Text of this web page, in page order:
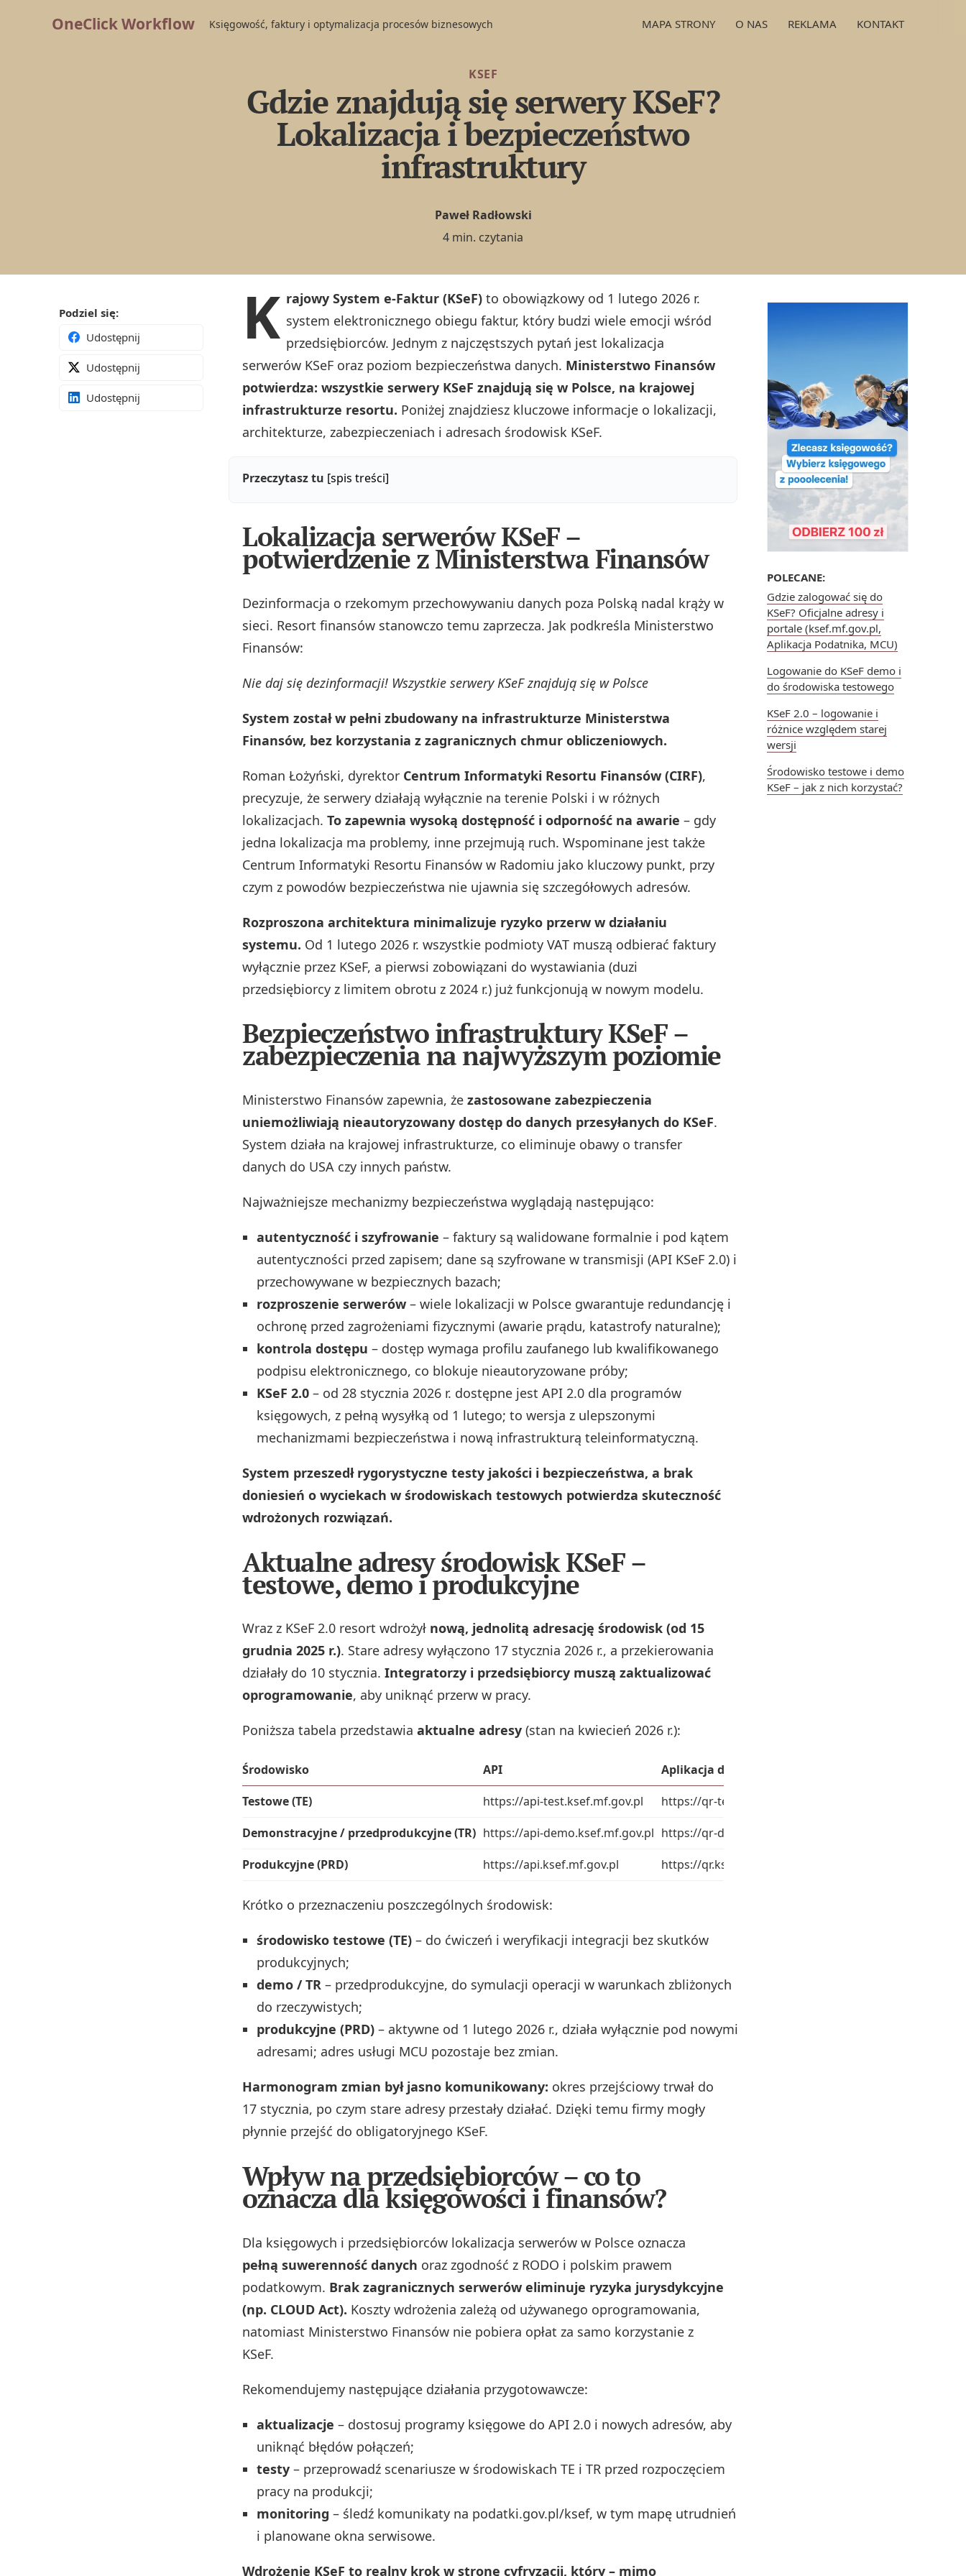
OneClick Workflow Księgowość, faktury i optymalizacja procesów biznesowych MAPA STRONY O NAS REKLAMA KONTAKT
KSEF
Gdzie znajdują się serwery KSeF?
Lokalizacja i bezpieczeństwo
infrastruktury
Paweł Radłowski
4 min. czytania
POLECANE:
Gdzie zalogować się do
KSeF? Oficjalne adresy i
portale (ksef.mf.gov.pl,
Aplikacja Podatnika, MCU)
Logowanie do KSeF demo i
do środowiska testowego
KSeF 2.0 – logowanie i
różnice względem starej
wersji
Środowisko testowe i demo
KSeF – jak z nich korzystać?
Podziel się:
Udostępnij
Udostępnij
Udostępnij
K rajowy System e‑Faktur (KSeF) to obowiązkowy od 1 lutego 2026 r.
system elektronicznego obiegu faktur, który budzi wiele emocji wśród
przedsiębiorców. Jednym z najczęstszych pytań jest lokalizacja
serwerów KSeF oraz poziom bezpieczeństwa danych. Ministerstwo Finansów
potwierdza: wszystkie serwery KSeF znajdują się w Polsce, na krajowej
infrastrukturze resortu. Poniżej znajdziesz kluczowe informacje o lokalizacji,
architekturze, zabezpieczeniach i adresach środowisk KSeF.
Przeczytasz tu [spis treści]
Lokalizacja serwerów KSeF –
potwierdzenie z Ministerstwa Finansów
Dezinformacja o rzekomym przechowywaniu danych poza Polską nadal krąży w
sieci. Resort finansów stanowczo temu zaprzecza. Jak podkreśla Ministerstwo
Finansów:
Nie daj się dezinformacji! Wszystkie serwery KSeF znajdują się w Polsce
System został w pełni zbudowany na infrastrukturze Ministerstwa
Finansów, bez korzystania z zagranicznych chmur obliczeniowych.
Roman Łożyński, dyrektor Centrum Informatyki Resortu Finansów (CIRF),
precyzuje, że serwery działają wyłącznie na terenie Polski i w różnych
lokalizacjach. To zapewnia wysoką dostępność i odporność na awarie – gdy
jedna lokalizacja ma problemy, inne przejmują ruch. Wspominane jest także
Centrum Informatyki Resortu Finansów w Radomiu jako kluczowy punkt, przy
czym z powodów bezpieczeństwa nie ujawnia się szczegółowych adresów.
Rozproszona architektura minimalizuje ryzyko przerw w działaniu
systemu. Od 1 lutego 2026 r. wszystkie podmioty VAT muszą odbierać faktury
wyłącznie przez KSeF, a pierwsi zobowiązani do wystawiania (duzi
przedsiębiorcy z limitem obrotu z 2024 r.) już funkcjonują w nowym modelu.
Bezpieczeństwo infrastruktury KSeF –
zabezpieczenia na najwyższym poziomie
Ministerstwo Finansów zapewnia, że zastosowane zabezpieczenia
uniemożliwiają nieautoryzowany dostęp do danych przesyłanych do KSeF.
System działa na krajowej infrastrukturze, co eliminuje obawy o transfer
danych do USA czy innych państw.
Najważniejsze mechanizmy bezpieczeństwa wyglądają następująco:
autentyczność i szyfrowanie – faktury są walidowane formalnie i pod kątem
autentyczności przed zapisem; dane są szyfrowane w transmisji (API KSeF 2.0) i
przechowywane w bezpiecznych bazach;
rozproszenie serwerów – wiele lokalizacji w Polsce gwarantuje redundancję i
ochronę przed zagrożeniami fizycznymi (awarie prądu, katastrofy naturalne);
kontrola dostępu – dostęp wymaga profilu zaufanego lub kwalifikowanego
podpisu elektronicznego, co blokuje nieautoryzowane próby;
KSeF 2.0 – od 28 stycznia 2026 r. dostępne jest API 2.0 dla programów
księgowych, z pełną wysyłką od 1 lutego; to wersja z ulepszonymi
mechanizmami bezpieczeństwa i nową infrastrukturą teleinformatyczną.
System przeszedł rygorystyczne testy jakości i bezpieczeństwa, a brak
doniesień o wyciekach w środowiskach testowych potwierdza skuteczność
wdrożonych rozwiązań.
Aktualne adresy środowisk KSeF –
testowe, demo i produkcyjne
Wraz z KSeF 2.0 resort wdrożył nową, jednolitą adresację środowisk (od 15
grudnia 2025 r.). Stare adresy wyłączono 17 stycznia 2026 r., a przekierowania
działały do 10 stycznia. Integratorzy i przedsiębiorcy muszą zaktualizować
oprogramowanie, aby uniknąć przerw w pracy.
Poniższa tabela przedstawia aktualne adresy (stan na kwiecień 2026 r.):
Środowisko API Aplikacja do wizualizacji kodów QR
Testowe (TE)
https://api-test.ksef.mf.gov.pl https://qr-test.ksef.mf.gov.pl
Demonstracyjne / przedprodukcyjne (TR) https://api-demo.ksef.mf.gov.pl https://qr-demo.ksef.mf.gov.pl
Produkcyjne (PRD)
https://api.ksef.mf.gov.pl https://qr.ksef.mf.gov.pl
Krótko o przeznaczeniu poszczególnych środowisk:
środowisko testowe (TE) – do ćwiczeń i weryfikacji integracji bez skutków
produkcyjnych;
demo / TR – przedprodukcyjne, do symulacji operacji w warunkach zbliżonych
do rzeczywistych;
produkcyjne (PRD) – aktywne od 1 lutego 2026 r., działa wyłącznie pod nowymi
adresami; adres usługi MCU pozostaje bez zmian.
Harmonogram zmian był jasno komunikowany: okres przejściowy trwał do
17 stycznia, po czym stare adresy przestały działać. Dzięki temu firmy mogły
płynnie przejść do obligatoryjnego KSeF.
Wpływ na przedsiębiorców – co to
oznacza dla księgowości i finansów?
Dla księgowych i przedsiębiorców lokalizacja serwerów w Polsce oznacza
pełną suwerenność danych oraz zgodność z RODO i polskim prawem
podatkowym. Brak zagranicznych serwerów eliminuje ryzyka jurysdykcyjne
(np. CLOUD Act). Koszty wdrożenia zależą od używanego oprogramowania,
natomiast Ministerstwo Finansów nie pobiera opłat za samo korzystanie z
KSeF.
Rekomendujemy następujące działania przygotowawcze:
aktualizacje – dostosuj programy księgowe do API 2.0 i nowych adresów, aby
uniknąć błędów połączeń;
testy – przeprowadź scenariusze w środowiskach TE i TR przed rozpoczęciem
pracy na produkcji;
monitoring – śledź komunikaty na podatki.gov.pl/ksef, w tym mapę utrudnień
i planowane okna serwisowe.
Wdrożenie KSeF to realny krok w stronę cyfryzacji, który – mimo